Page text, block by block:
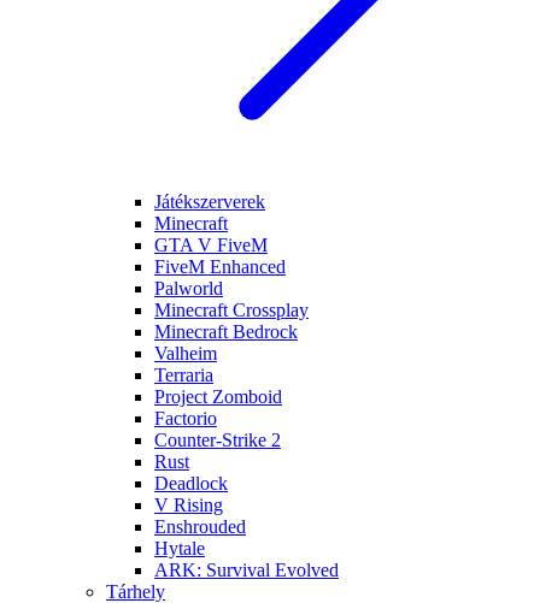
Játékszerverek
Minecraft
GTA V FiveM
FiveM Enhanced
Palworld
Minecraft Crossplay
Minecraft Bedrock
Valheim
Terraria
Project Zomboid
Factorio
Counter-Strike 2
Rust
Deadlock
V Rising
Enshrouded
Hytale
ARK: Survival Evolved
Tárhely